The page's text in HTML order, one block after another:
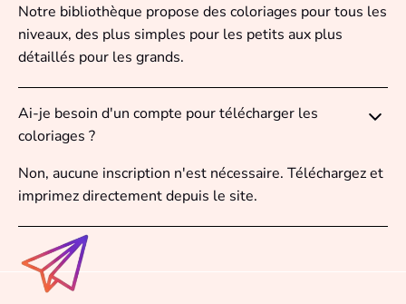
Notre bibliothèque propose des coloriages pour tous les
niveaux, des plus simples pour les petits aux plus
détaillés pour les grands.
Ai-je besoin d'un compte pour télécharger les
coloriages ?
Non, aucune inscription n'est nécessaire. Téléchargez et
imprimez directement depuis le site.